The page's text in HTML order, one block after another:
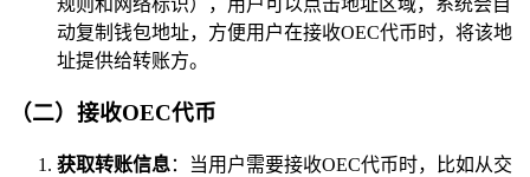
动复制钱包地址，方便用户在接收OEC代币时，将该地
址提供给转账方。
（二）接收OEC代币
获取转账信息：当用户需要接收OEC代币时，比如从交